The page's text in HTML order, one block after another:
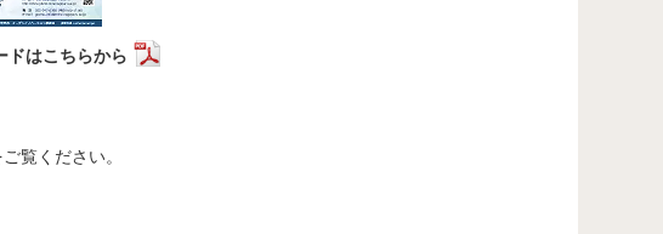
ドはこちらから
ご覧ください。